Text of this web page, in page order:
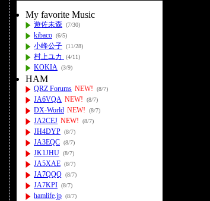
My favorite Music
遊佐未森 (7/30)
kibaco (6/5)
小峰公子 (11/28)
村上ユカ (4/11)
KOKIA (3/9)
HAM
QRZ Forums NEW! (8/7)
JA6VQA NEW! (8/7)
DX-World NEW! (8/7)
JA2CEJ NEW! (8/7)
JH4DYP (8/7)
JA3EQC (8/7)
JK1JHU (8/7)
JA5XAE (8/7)
JA7QQQ (8/7)
JA7KPI (8/7)
hamlife.jp (8/7)